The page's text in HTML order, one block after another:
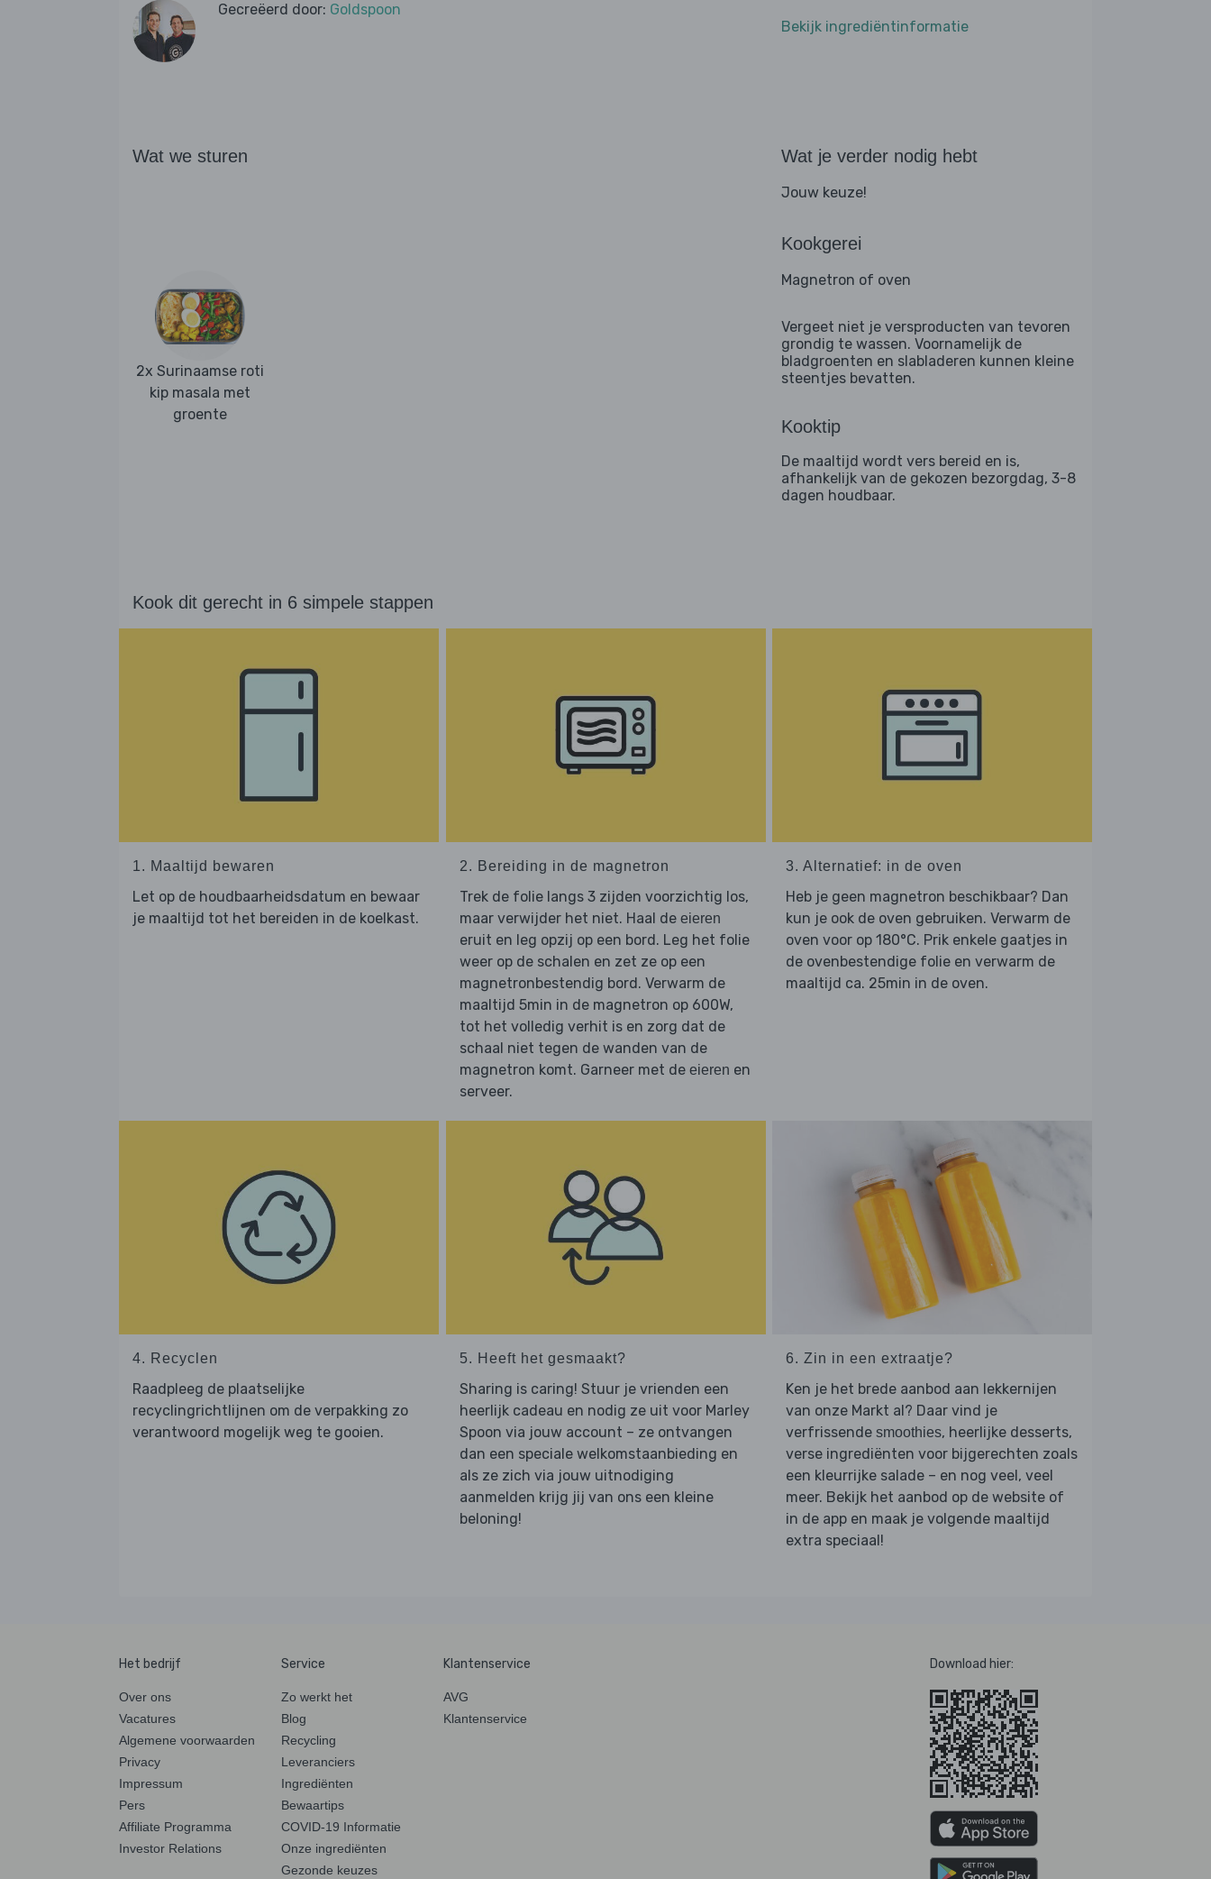
Gecreëerd door: Goldspoon
Bekijk ingrediëntinformatie
Wat we sturen
2x Surinaamse roti
kip masala met
groente
Wat je verder nodig hebt
Jouw keuze!
Kookgerei
Magnetron of oven
Vergeet niet je versproducten van tevoren
grondig te wassen. Voornamelijk de
bladgroenten en slabladeren kunnen kleine
steentjes bevatten.
Kooktip
De maaltijd wordt vers bereid en is,
afhankelijk van de gekozen bezorgdag, 3-8
dagen houdbaar.
Kook dit gerecht in 6 simpele stappen
1. Maaltijd bewaren
Let op de houdbaarheidsdatum en bewaar
je maaltijd tot het bereiden in de koelkast.
2. Bereiding in de magnetron
Trek de folie langs 3 zijden voorzichtig los,
maar verwijder het niet. Haal de eieren
eruit en leg opzij op een bord. Leg het folie
weer op de schalen en zet ze op een
magnetronbestendig bord. Verwarm de
maaltijd 5min in de magnetron op 600W,
tot het volledig verhit is en zorg dat de
schaal niet tegen de wanden van de
magnetron komt. Garneer met de eieren en
serveer.
3. Alternatief: in de oven
Heb je geen magnetron beschikbaar? Dan
kun je ook de oven gebruiken. Verwarm de
oven voor op 180°C. Prik enkele gaatjes in
de ovenbestendige folie en verwarm de
maaltijd ca. 25min in de oven.
4. Recyclen
Raadpleeg de plaatselijke
recyclingrichtlijnen om de verpakking zo
verantwoord mogelijk weg te gooien.
5. Heeft het gesmaakt?
Sharing is caring! Stuur je vrienden een
heerlijk cadeau en nodig ze uit voor Marley
Spoon via jouw account – ze ontvangen
dan een speciale welkomstaanbieding en
als ze zich via jouw uitnodiging
aanmelden krijg jij van ons een kleine
beloning!
6. Zin in een extraatje?
Ken je het brede aanbod aan lekkernijen
van onze Markt al? Daar vind je
verfrissende smoothies, heerlijke desserts,
verse ingrediënten voor bijgerechten zoals
een kleurrijke salade – en nog veel, veel
meer. Bekijk het aanbod op de website of
in de app en maak je volgende maaltijd
extra speciaal!
Het bedrijf
Over ons
Vacatures
Algemene voorwaarden
Privacy
Impressum
Pers
Affiliate Programma
Investor Relations
Service
Zo werkt het
Blog
Recycling
Leveranciers
Ingrediënten
Bewaartips
COVID-19 Informatie
Onze ingrediënten
Gezonde keuzes
Klantenservice
AVG
Klantenservice
Download hier: